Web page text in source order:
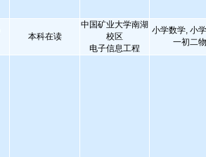
本科在读
中国矿业大学南湖
校区
电子信息工程
小学数学, 小
一初二